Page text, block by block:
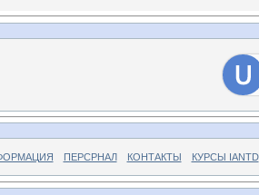
ПЕРСРНАЛ КОНТАКТЫ КУРСЫ IANTD